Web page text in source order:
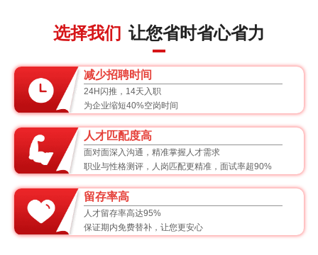
选择我们 让您省时省心省力
减少招聘时间
24H闪推，14天入职
为企业缩短40%空岗时间
人才匹配度高
面对面深入沟通，精准掌握人才需求
职业与性格测评，人岗匹配更精准，面试率超90%
留存率高
人才留存率高达95%
保证期内免费替补，让您更安心